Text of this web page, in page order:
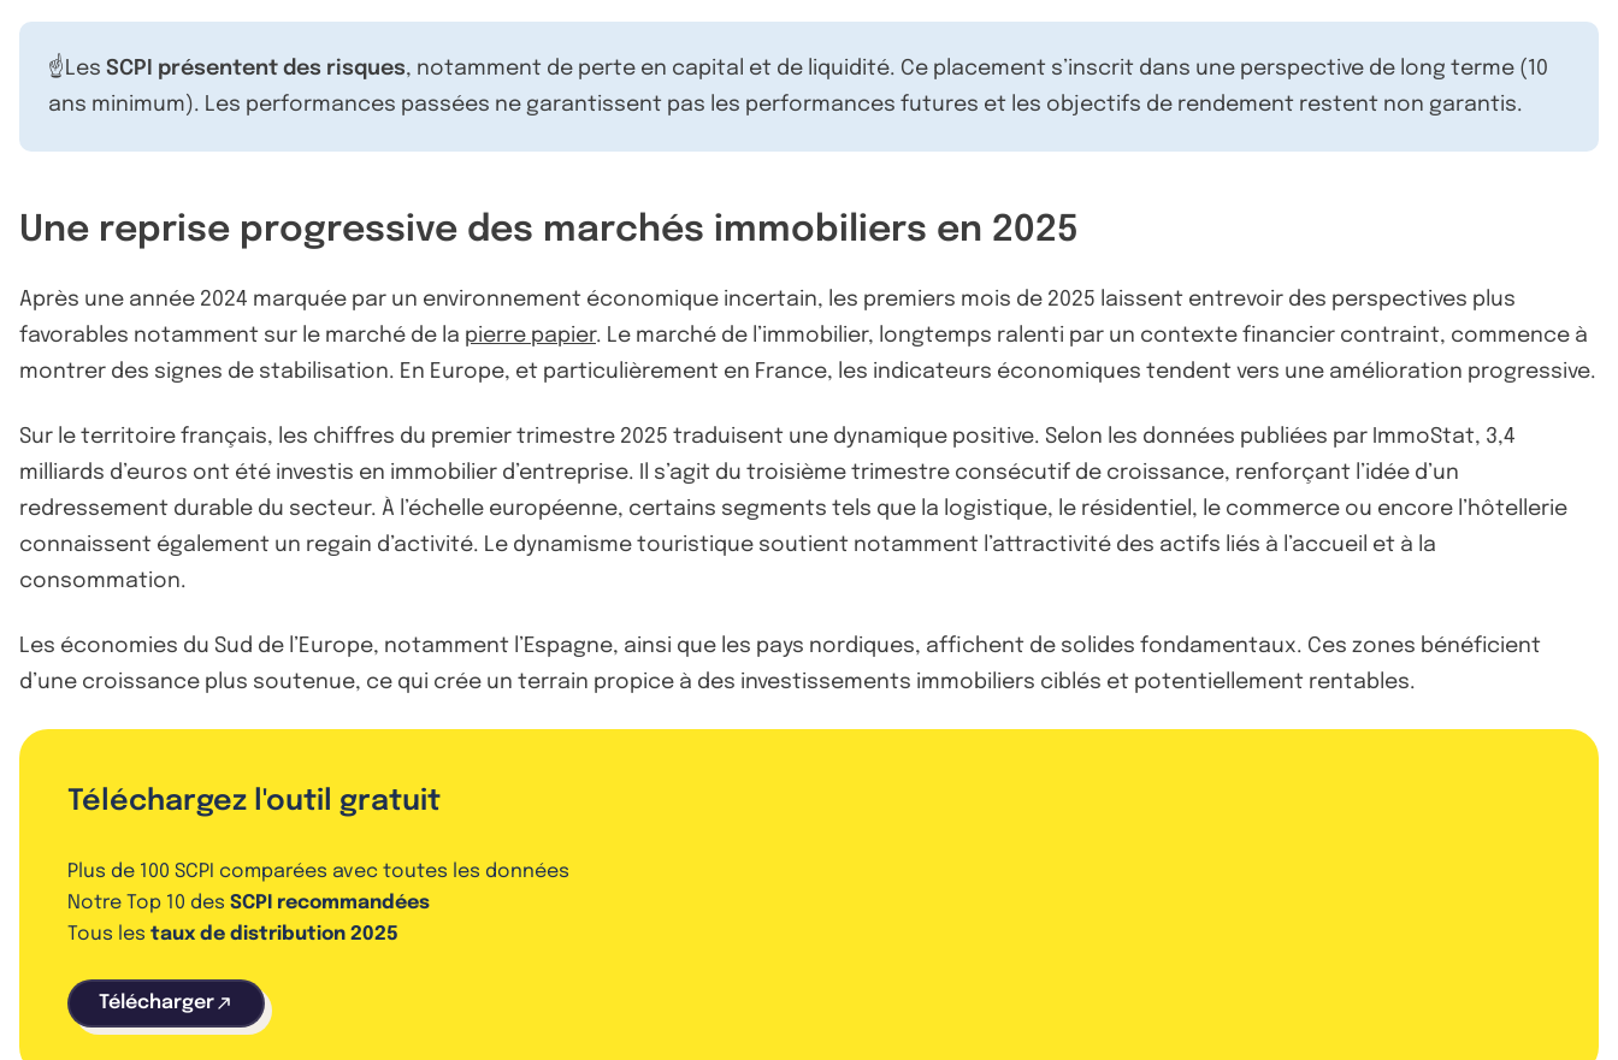
☝️Les SCPI présentent des risques, notamment de perte en capital et de liquidité. Ce placement s’inscrit dans une perspective de long terme (10
ans minimum). Les performances passées ne garantissent pas les performances futures et les objectifs de rendement restent non garantis.
Une reprise progressive des marchés immobiliers en 2025
Après une année 2024 marquée par un environnement économique incertain, les premiers mois de 2025 laissent entrevoir des perspectives plus
favorables notamment sur le marché de la pierre papier. Le marché de l’immobilier, longtemps ralenti par un contexte financier contraint, commence à
montrer des signes de stabilisation. En Europe, et particulièrement en France, les indicateurs économiques tendent vers une amélioration progressive.
Sur le territoire français, les chiffres du premier trimestre 2025 traduisent une dynamique positive. Selon les données publiées par ImmoStat, 3,4
milliards d’euros ont été investis en immobilier d’entreprise. Il s’agit du troisième trimestre consécutif de croissance, renforçant l’idée d’un
redressement durable du secteur. À l’échelle européenne, certains segments tels que la logistique, le résidentiel, le commerce ou encore l’hôtellerie
connaissent également un regain d’activité. Le dynamisme touristique soutient notamment l’attractivité des actifs liés à l’accueil et à la
consommation.
Les économies du Sud de l’Europe, notamment l’Espagne, ainsi que les pays nordiques, affichent de solides fondamentaux. Ces zones bénéficient
d’une croissance plus soutenue, ce qui crée un terrain propice à des investissements immobiliers ciblés et potentiellement rentables.
Téléchargez l'outil gratuit
Plus de 100 SCPI comparées avec toutes les données
Notre Top 10 des SCPI recommandées
Tous les taux de distribution 2025
Télécharger